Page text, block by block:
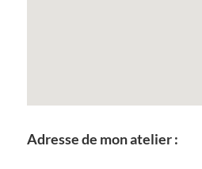
Adresse de mon atelier :